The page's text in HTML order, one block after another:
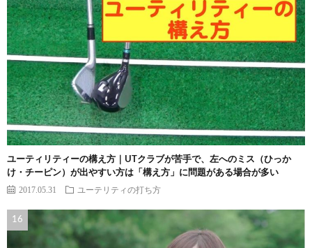
ユーティリティーの構え方｜UTクラブが苦手で、左へのミス（ひっか
け・チーピン）が出やすい方は「構え方」に問題がある場合が多い
2017.05.31 ユーテリティの打ち方